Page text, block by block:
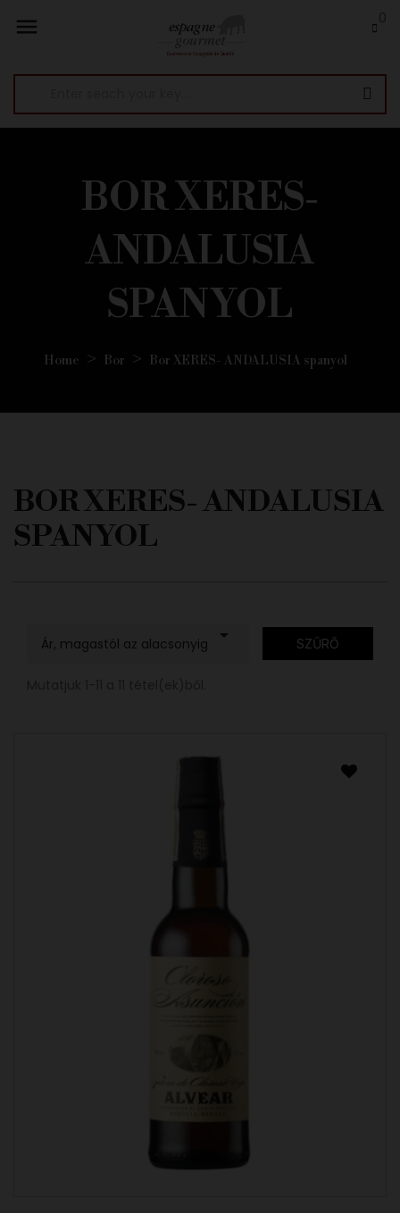

BOR XERES-
ANDALUSIA
SPANYOL
Home Bor Bor XERES- ANDALUSIA spanyol
BOR XERES- ANDALUSIA
SPANYOL
Ár, magastól az alacsonyig  SZŰRŐ